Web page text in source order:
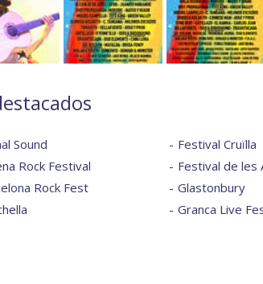
Sound
Rock Festival
Rock Fest
Festival Cruïlla
Festival de les
Glastonbury
Granca Live